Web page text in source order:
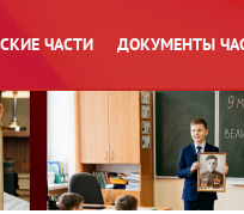
ЧАСТИ ДОКУМЕНТЫ